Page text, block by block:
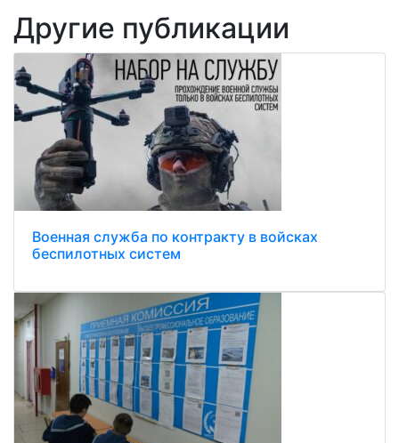
Другие публикации
Военная служба по контракту в войсках
беспилотных систем